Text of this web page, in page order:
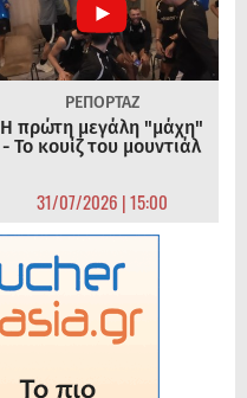
ΡΕΠΟΡΤΑΖ
Η πρώτη μεγάλη "μάχη"
- Το κουίζ του μουντιάλ
31/07/2026 | 15:00